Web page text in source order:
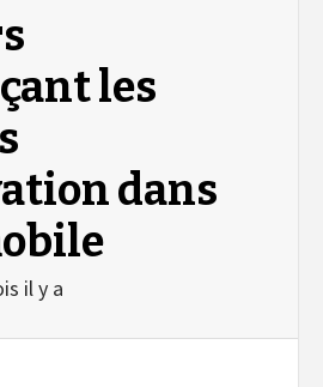
les
dans
il y a